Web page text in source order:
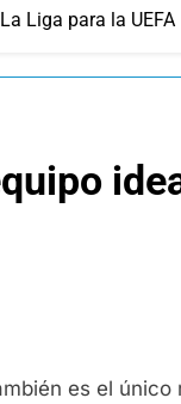
Liga para la UEFA
es el